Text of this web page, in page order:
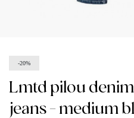
-20%
lmtd pilou denim togo skinny
jeans - medium